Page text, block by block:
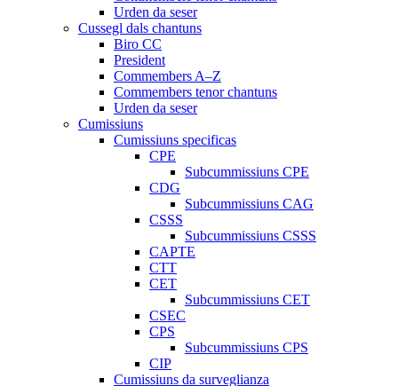
Urden da seser
Cussegl dals chantuns
Biro CC
President
Commembers A–Z
Commembers tenor chantuns
Urden da seser
Cumissiuns
Cumissiuns specificas
CPE
Subcummissiuns CPE
CDG
Subcummissiuns CAG
CSSS
Subcummissiuns CSSS
CAPTE
CTT
CET
Subcummissiuns CET
CSEC
CPS
Subcummissiuns CPS
CIP
Cumissiuns da surveglianza